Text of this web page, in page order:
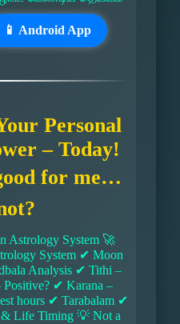
📱 Android App
Personal
– Today!
for me…
Astrology System 🚀
System ✔ Moon
Analysis ✔ Tithi –
Positive? ✔ Karana –
hours ✔ Tarabalam ✔
Life Timing 💡 Not a